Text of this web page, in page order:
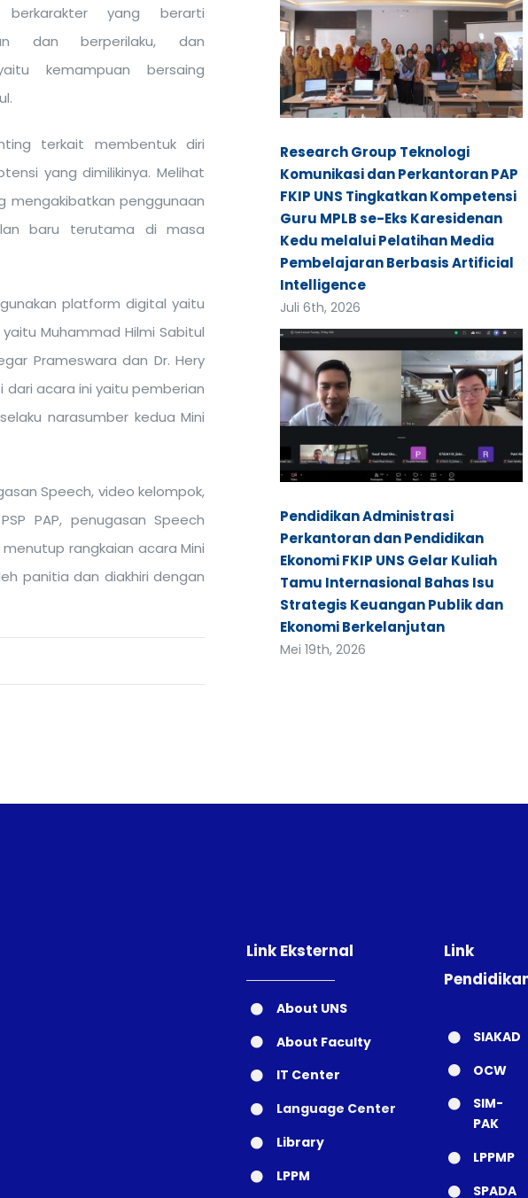
yang berarti
dan berperilaku, dan
kemampuan bersaing
terkait membentuk diri
yang dimilikinya. Melihat
mengakibatkan penggunaan
baru terutama di masa
platform digital yaitu
Muhammad Hilmi Sabitul
Prameswara dan Dr. Hery
dari acara ini yaitu pemberian
narasumber kedua Mini
Speech, video kelompok,
PAP, penugasan Speech
rangkaian acara Mini
panitia dan diakhiri dengan
Research Group Teknologi
Komunikasi dan Perkantoran PAP
FKIP UNS Tingkatkan Kompetensi
Guru MPLB se-Eks Karesidenan
Kedu melalui Pelatihan Media
Pembelajaran Berbasis Artificial
Intelligence
Juli 6th, 2026
Pendidikan Administrasi
Perkantoran dan Pendidikan
Ekonomi FKIP UNS Gelar Kuliah
Tamu Internasional Bahas Isu
Strategis Keuangan Publik dan
Ekonomi Berkelanjutan
Mei 19th, 2026
Link Eksternal
About UNS
About Faculty
IT Center
Language Center
Library
LPPM
Link
SIAKAD
OCW
SIM-
PAK
LPPMP
SPADA